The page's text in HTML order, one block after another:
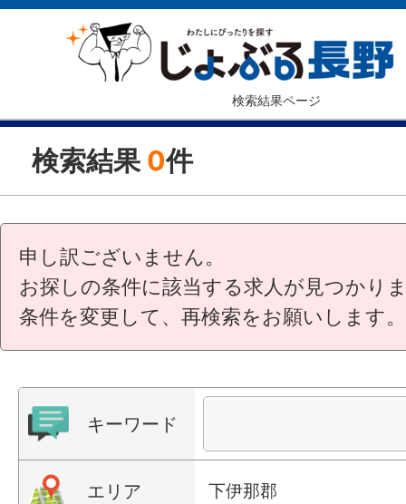
検索結果ページ
検索結果 0件
申し訳ございません。
お探しの条件に該当する求人が見つかり
条件を変更して、再検索をお願いします。
キーワード
エリア 下伊那郡